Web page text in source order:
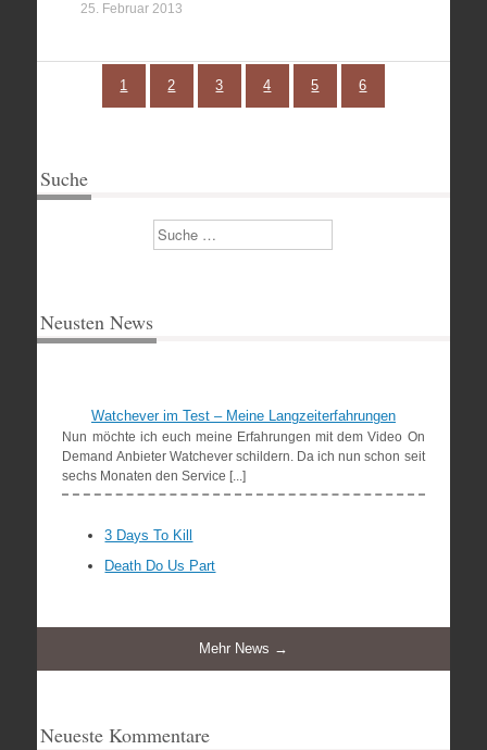
25. Februar 2013
1 2 3 4 5 6
Suche
Suchen
Neusten News
Watchever im Test – Meine Langzeiterfahrungen
Nun möchte ich euch meine Erfahrungen mit dem Video On
Demand Anbieter Watchever schildern. Da ich nun schon seit
sechs Monaten den Service [...]
3 Days To Kill
Death Do Us Part
Mehr News →
Neueste Kommentare